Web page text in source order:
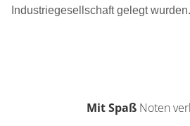
Industriegesellschaft gelegt wurden.
Mit Spaß Noten